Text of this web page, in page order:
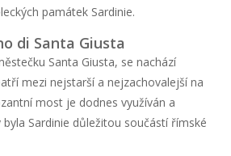
památek Sardinie.
di Santa Giusta
Santa Giusta, se nachází
mezi nejstarší a nejzachovalejší na
most je dodnes využíván a
Sardinie důležitou součástí římské